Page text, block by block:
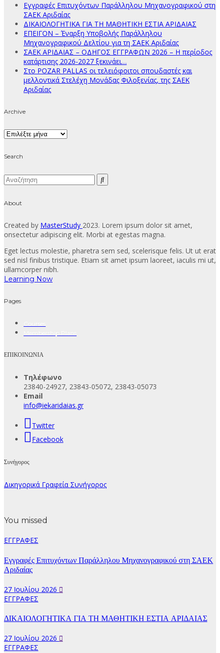
Εγγραφές Επιτυχόντων Παράλληλου Μηχανογραφικού στη
ΣΑΕΚ Αριδαίας
ΔΙΚΑΙΟΛΟΓΗΤΙΚΑ ΓΙΑ ΤΗ ΜΑΘΗΤΙΚΗ ΕΣΤΙΑ ΑΡΙΔΑΙΑΣ
ΕΠΕΙΓΟΝ – Έναρξη Υποβολής Παράλληλου
Μηχανογραφικού Δελτίου για τη ΣΑΕΚ Αριδαίας
ΣΑΕΚ ΑΡΙΔΑΙΑΣ – ΟΔΗΓΟΣ ΕΓΓΡΑΦΩΝ 2026 – Η περίοδος
κατάρτισης 2026-2027 ξεκινάει…
Στο POZAR PALLAS οι τελειόφοιτοι σπουδαστές και
μελλοντικά Στελέχη Μονάδας Φιλοξενίας, της ΣΑΕΚ
Αριδαίας
Archive
Archive
Search
About
Created by MasterStudy 2023. Lorem ipsum dolor sit amet,
onsectetur adipiscing elit. Morbi at egestas magna.
Eget lectus molestie, pharetra sem sed, scelerisque felis. Ut ut erat
sed nisl finibus tristique. Etiam sit amet ipsum laoreet, iaculis mi ut,
ullamcorper nibh.
Learning Now
Pages
ΕΠΙΚΟΙΝΩΝΙΑ
Τηλέφωνο
23840-24927, 23843-05072, 23843-05073
Email
info@iekaridaias.gr
Twitter
Facebook
Συνήγορος
Δικηγορικά Γραφεία Συνήγορος
You missed
ΕΓΓΡΑΦΕΣ
Εγγραφές Επιτυχόντων Παράλληλου Μηχανογραφικού στη ΣΑΕΚ
Αριδαίας
27 Ιουλίου 2026
ΕΓΓΡΑΦΕΣ
ΔΙΚΑΙΟΛΟΓΗΤΙΚΑ ΓΙΑ ΤΗ ΜΑΘΗΤΙΚΗ ΕΣΤΙΑ ΑΡΙΔΑΙΑΣ
27 Ιουλίου 2026
ΕΓΓΡΑΦΕΣ